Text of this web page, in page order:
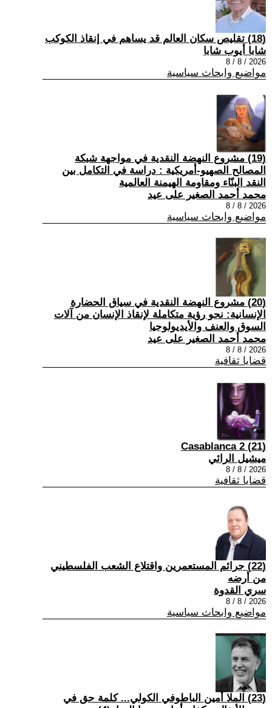
(18) تقليص سكان العالم قد يساهم في إنقاذ الكوكب
شابا أيوب شابا
2026 / 8 / 8
مواضيع وابحاث سياسية
(19) مشروع النهضة النقدية في مواجهة شبكة
المصالح الصهيو-أمريكية : دراسة في التكامل بين
النقد البنّاء ومقاومة الهيمنة العالمية
محمد أحمد الصغير على عيد
2026 / 8 / 8
مواضيع وابحاث سياسية
(20) مشروع النهضة النقدية في سياق الحضارة
الإنسانية: نحو رؤية متكاملة لإنقاذ الإنسان من آلات
السوق والعنف والأيديولوجيا
محمد أحمد الصغير على عيد
2026 / 8 / 8
قضايا ثقافية
(21) Casablanca 2
ميشيل الرائي
2026 / 8 / 8
قضايا ثقافية
(22) جرائم المستعمرين واقتلاع الشعب الفلسطيني
من أرضه
سري القدوة
2026 / 8 / 8
مواضيع وابحاث سياسية
(23) الملا أمين الباطوفي الكولي... كلمة حق في